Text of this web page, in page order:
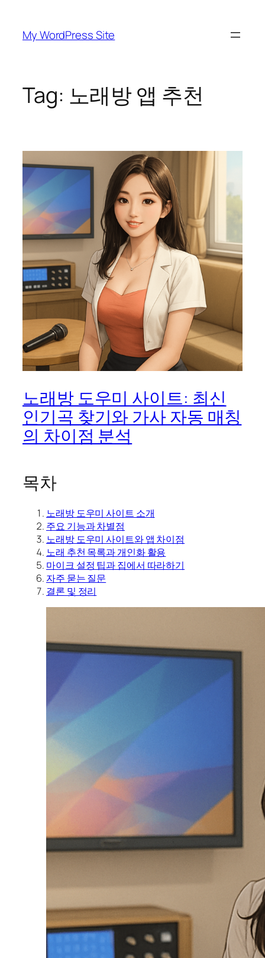
content
My WordPress Site
Tag: 노래방 앱 추천
노래방 도우미 사이트: 최신
인기곡 찾기와 가사 자동 매칭
의 차이점 분석
목차
노래방 도우미 사이트 소개
주요 기능과 차별점
노래방 도우미 사이트와 앱 차이점
노래 추천 목록과 개인화 활용
마이크 설정 팁과 집에서 따라하기
자주 묻는 질문
결론 및 정리